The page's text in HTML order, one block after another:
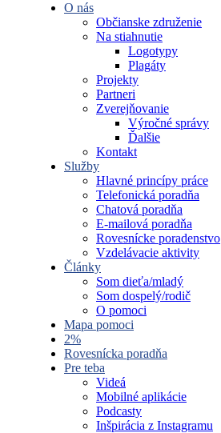
O nás
Občianske združenie
Na stiahnutie
Logotypy
Plagáty
Projekty
Partneri
Zverejňovanie
Výročné správy
Ďalšie
Kontakt
Služby
Hlavné princípy práce
Telefonická poradňa
Chatová poradňa
E-mailová poradňa
Rovesnícke poradenstvo
Vzdelávacie aktivity
Články
Som dieťa/mladý
Som dospelý/rodič
O pomoci
Mapa pomoci
2%
Rovesnícka poradňa
Pre teba
Videá
Mobilné aplikácie
Podcasty
Inšpirácia z Instagramu